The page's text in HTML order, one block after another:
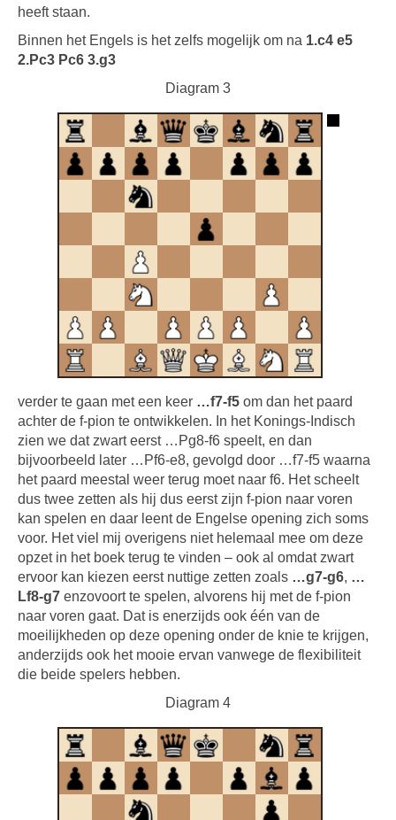
heeft staan.
Binnen het Engels is het zelfs mogelijk om na 1.c4 e5
2.Pc3 Pc6 3.g3
Diagram 3
verder te gaan met een keer …f7-f5 om dan het paard
achter de f-pion te ontwikkelen. In het Konings-Indisch
zien we dat zwart eerst …Pg8-f6 speelt, en dan
bijvoorbeeld later …Pf6-e8, gevolgd door …f7-f5 waarna
het paard meestal weer terug moet naar f6. Het scheelt
dus twee zetten als hij dus eerst zijn f-pion naar voren
kan spelen en daar leent de Engelse opening zich soms
voor. Het viel mij overigens niet helemaal mee om deze
opzet in het boek terug te vinden – ook al omdat zwart
ervoor kan kiezen eerst nuttige zetten zoals …g7-g6, …
Lf8-g7 enzovoort te spelen, alvorens hij met de f-pion
naar voren gaat. Dat is enerzijds ook één van de
moeilijkheden op deze opening onder de knie te krijgen,
anderzijds ook het mooie ervan vanwege de flexibiliteit
die beide spelers hebben.
Diagram 4